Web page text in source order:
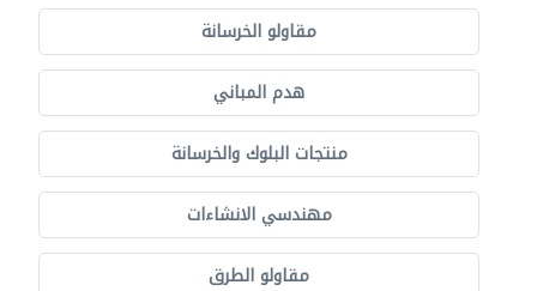
مقاولو الخرسانة
هدم المباني
منتجات البلوك والخرسانة
مهندسي الانشاءات
مقاولو الطرق